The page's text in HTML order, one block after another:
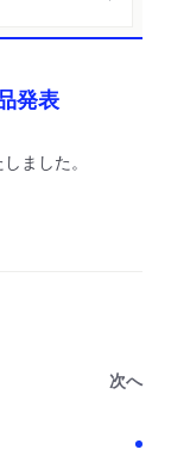
発表
ました。
次へ